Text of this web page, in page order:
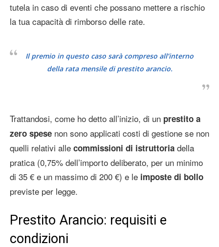
tutela in caso di eventi che possano mettere a rischio
la tua capacità di rimborso delle rate.
Il premio in questo caso sarà compreso all’interno
della rata mensile di prestito arancio.
Trattandosi, come ho detto all’inizio, di un prestito a
zero spese non sono applicati costi di gestione se non
quelli relativi alle commissioni di istruttoria della
pratica (0,75% dell’importo deliberato, per un minimo
di 35 € e un massimo di 200 €) e le imposte di bollo
previste per legge.
Prestito Arancio: requisiti e
condizioni